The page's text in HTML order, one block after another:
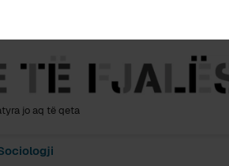
jo aq të qeta